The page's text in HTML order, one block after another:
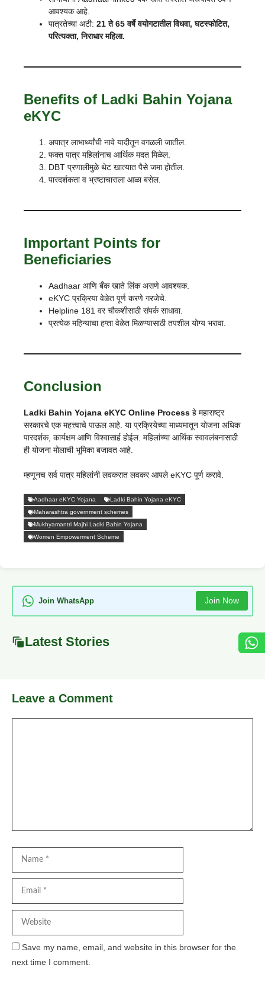
आवश्यक आहे.
पात्रतेच्या अटी: 21 ते 65 वर्षे वयोगटातील विधवा, घटस्फोटित,
परित्यक्ता, निराधार महिला.
Benefits of Ladki Bahin Yojana
eKYC
अपात्र लाभार्थ्यांची नावे यादीतून वगळली जातील.
फक्त पात्र महिलांनाच आर्थिक मदत मिळेल.
DBT प्रणालीमुळे थेट खात्यात पैसे जमा होतील.
पारदर्शकता व भ्रष्टाचाराला आळा बसेल.
Important Points for
Beneficiaries
Aadhaar आणि बँक खाते लिंक असणे आवश्यक.
eKYC प्रक्रिया वेळेत पूर्ण करणे गरजेचे.
Helpline 181 वर चौकशीसाठी संपर्क साधावा.
प्रत्येक महिन्याचा हप्ता वेळेत मिळण्यासाठी तपशील योग्य भरावा.
Conclusion
Ladki Bahin Yojana eKYC Online Process हे महाराष्ट्र
सरकारचे एक महत्त्वाचे पाऊल आहे. या प्रक्रियेच्या माध्यमातून योजना अधिक
पारदर्शक, कार्यक्षम आणि विश्वासार्ह होईल. महिलांच्या आर्थिक स्वावलंबनासाठी
ही योजना मोलाची भूमिका बजावत आहे.
म्हणूनच सर्व पात्र महिलांनी लवकरात लवकर आपले eKYC पूर्ण करावे.
Aadhaar eKYC Yojana
Ladki Bahin Yojana eKYC
Maharashtra government schemes
Mukhyamantri Majhi Ladki Bahin Yojana
Women Empowerment Scheme
Join WhatsApp Join Now
Latest Stories
Leave a Comment
Save my name, email, and website in this browser for the
next time I comment.